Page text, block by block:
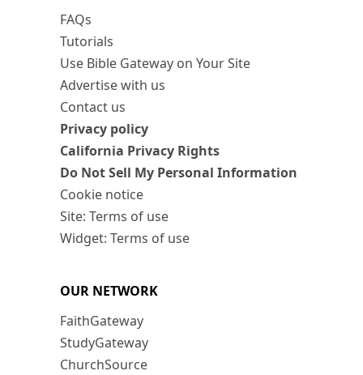
FAQs
Tutorials
Use Bible Gateway on Your Site
Advertise with us
Contact us
Privacy policy
California Privacy Rights
Do Not Sell My Personal Information
Cookie notice
Site: Terms of use
Widget: Terms of use
OUR NETWORK
FaithGateway
StudyGateway
ChurchSource